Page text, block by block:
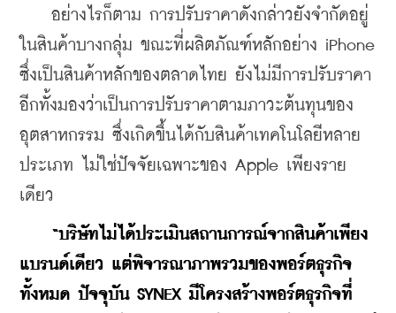
อย่างไรก็ตาม การปรับราคาดังกล่าวยังจำกัดอยู่
ในสินค้าบางกลุ่ม ขณะที่ผลิตภัณฑ์หลักอย่าง iPhone
ซึ่งเป็นสินค้าหลักของตลาดไทย ยังไม่มีการปรับราคา
อีกทั้งมองว่าเป็นการปรับราคาตามภาวะต้นทุนของ
อุตสาหกรรม ซึ่งเกิดขึ้นได้กับสินค้าเทคโนโลยีหลาย
ประเภท ไม่ใช่ปัจจัยเฉพาะของ Apple เพียงราย
เดียว
“บริษัทไม่ได้ประเมินสถานการณ์จากสินค้าเพียง
แบรนด์เดียว แต่พิจารณาภาพรวมของพอร์ตธุรกิจ
ทั้งหมด ปัจจุบัน SYNEX มีโครงสร้างพอร์ตธุรกิจที่